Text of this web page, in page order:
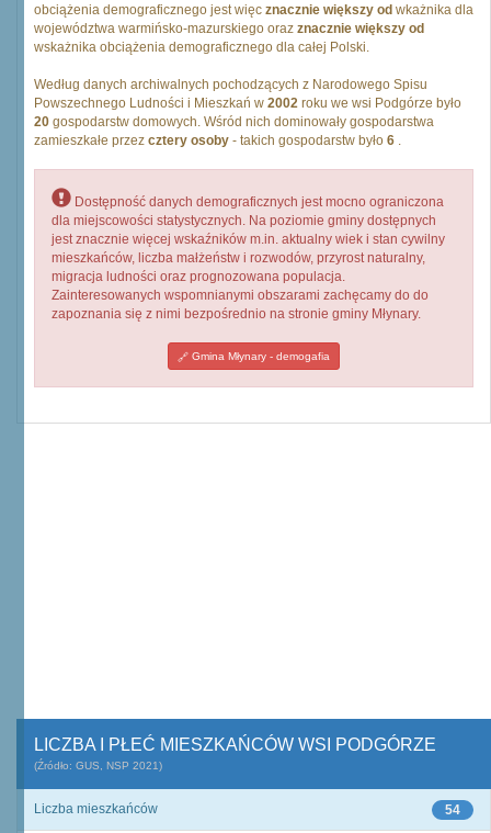
obciążenia demograficznego jest więc znacznie większy od wkażnika dla
województwa warmińsko-mazurskiego oraz znacznie większy od
wskażnika obciążenia demograficznego dla całej Polski.
Według danych archiwalnych pochodzących z Narodowego Spisu
Powszechnego Ludności i Mieszkań w 2002 roku we wsi Podgórze było
20 gospodarstw domowych. Wśród nich dominowały gospodarstwa
zamieszkałe przez cztery osoby - takich gospodarstw było 6 .
Dostępność danych demograficznych jest mocno ograniczona
dla miejscowości statystycznych. Na poziomie gminy dostępnych
jest znacznie więcej wskaźników m.in. aktualny wiek i stan cywilny
mieszkańców, liczba małżeństw i rozwodów, przyrost naturalny,
migracja ludności oraz prognozowana populacja.
Zainteresowanych wspomnianymi obszarami zachęcamy do do
zapoznania się z nimi bezpośrednio na stronie gminy Młynary.
Gmina Młynary - demogafia
LICZBA I PŁEĆ MIESZKAŃCÓW WSI PODGÓRZE
(Źródło: GUS, NSP 2021)
54
Liczba mieszkańców